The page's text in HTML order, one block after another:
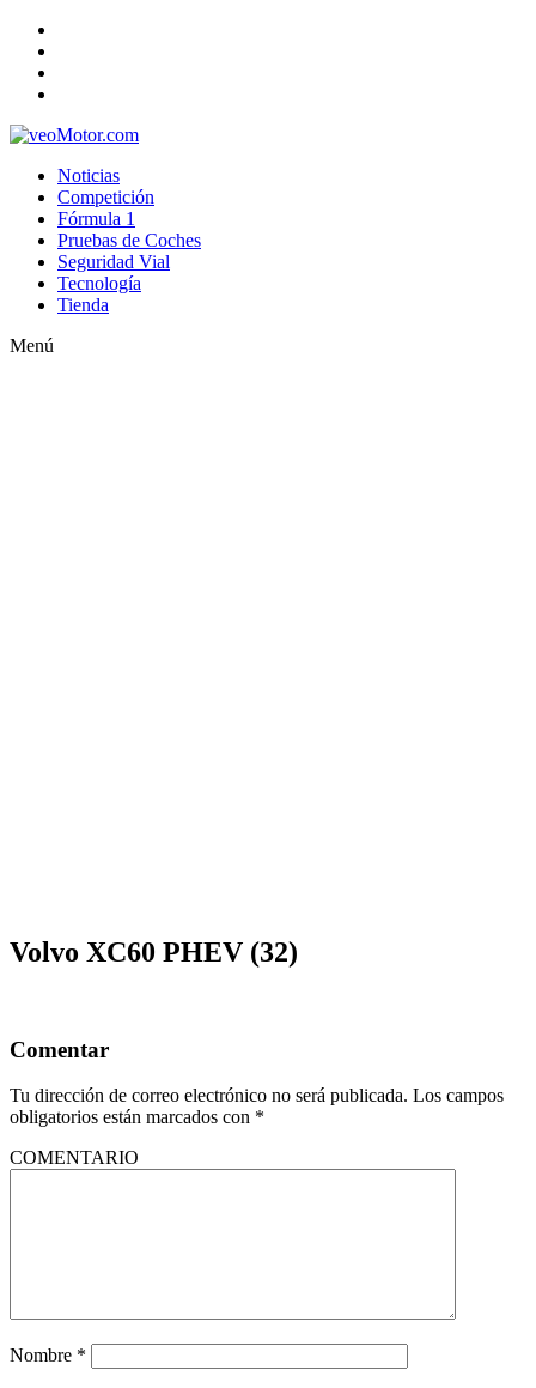
Noticias
Competición
Fórmula 1
Pruebas de Coches
Seguridad Vial
Tecnología
Tienda
Menú
Volvo XC60 PHEV (32)
Comentar
Tu dirección de correo electrónico no será publicada. Los campos
obligatorios están marcados con *
COMENTARIO
Nombre *